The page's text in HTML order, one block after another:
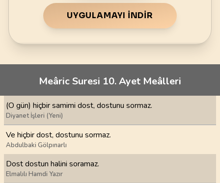
UYGULAMAYI İNDIR
Meâric Suresi 10. Ayet Meâlleri
(O gün) hiçbir samimi dost, dostunu sormaz.
Diyanet İşleri (Yeni)
Ve hiçbir dost, dostunu sormaz.
Abdulbaki Gölpınarlı
Dost dostun halini soramaz.
Elmalılı Hamdi Yazır